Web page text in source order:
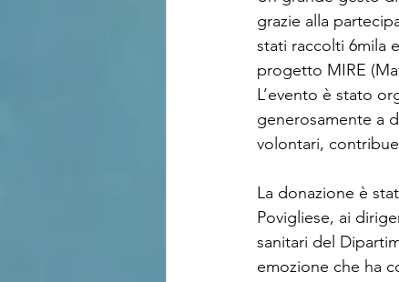
grazie alla
stati raccolti 6mila
progetto MIRE
L’evento è stato
generosamente a
volontari,
La donazione è
Povigliese, ai
sanitari del
emozione che ha